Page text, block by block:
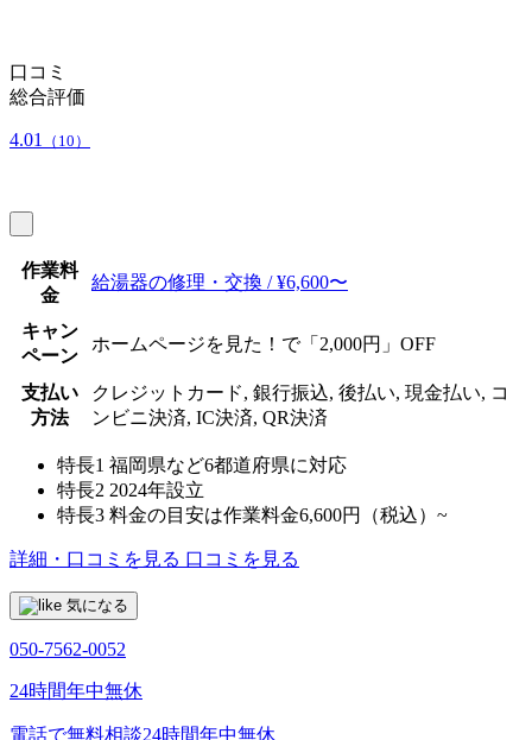
口コミ
総合評価
4.01 （10）
作業料
金
給湯器の修理・交換 / ¥6,600〜
キャン
ペーン
ホームページを見た！で「2,000円」OFF
支払い
方法
クレジットカード, 銀行振込, 後払い, 現金払い, コ
ンビニ決済, IC決済, QR決済
特長1 福岡県など6都道府県に対応
特長2 2024年設立
特長3 料金の目安は作業料金6,600円（税込）~
詳細・口コミを見る 口コミを見る
気になる
050-7562-0052
24時間年中無休
電話で無料相談24時間年中無休